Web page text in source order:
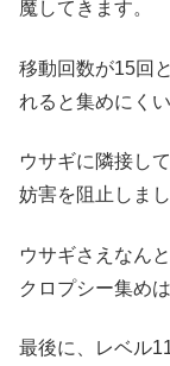
魔してきます。
移動回数が15回
れると集めにくい
ウサギに隣接し
妨害を阻止しまし
ウサギさえなん
クロプシー集め
最後に、レベル